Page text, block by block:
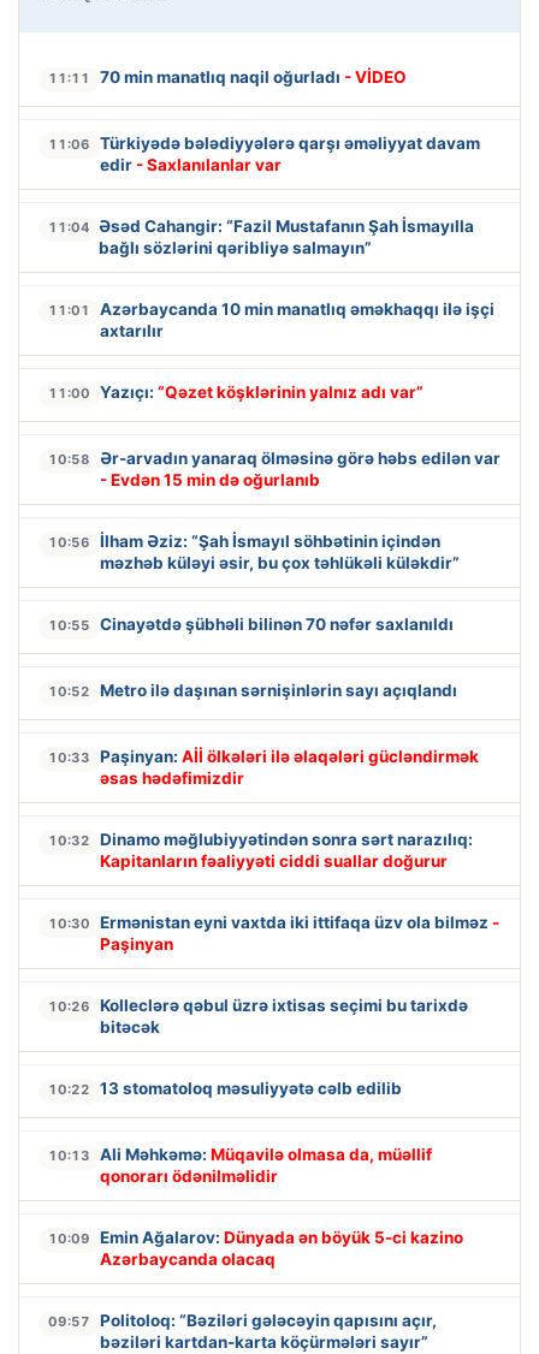
11:11 70 min manatlıq naqil oğurladı - VİDEO
11:06
Türkiyədə bələdiyyələrə qarşı əməliyyat davam
edir - Saxlanılanlar var
11:04
Əsəd Cahangir: “Fazil Mustafanın Şah İsmayılla
bağlı sözlərini qəribliyə salmayın”
11:01
Azərbaycanda 10 min manatlıq əməkhaqqı ilə işçi
axtarılır
11:00 Yazıçı: “Qəzet köşklərinin yalnız adı var”
10:58
Ər-arvadın yanaraq ölməsinə görə həbs edilən var
- Evdən 15 min də oğurlanıb
10:56
İlham Əziz: “Şah İsmayıl söhbətinin içindən
məzhəb küləyi əsir, bu çox təhlükəli küləkdir”
10:55 Cinayətdə şübhəli bilinən 70 nəfər saxlanıldı
10:52 Metro ilə daşınan sərnişinlərin sayı açıqlandı
10:33 Paşinyan: Aİİ ölkələri ilə əlaqələri gücləndirmək
əsas hədəfimizdir
10:32
Dinamo məğlubiyyətindən sonra sərt narazılıq:
Kapitanların fəaliyyəti ciddi suallar doğurur
10:30 Ermənistan eyni vaxtda iki ittifaqa üzv ola bilməz -
Paşinyan
10:26
Kolleclərə qəbul üzrə ixtisas seçimi bu tarixdə
bitəcək
10:22 13 stomatoloq məsuliyyətə cəlb edilib
10:13 Ali Məhkəmə: Müqavilə olmasa da, müəllif
qonorarı ödənilməlidir
10:09 Emin Ağalarov: Dünyada ən böyük 5-ci kazino
Azərbaycanda olacaq
09:57
Politoloq: “Bəziləri gələcəyin qapısını açır,
bəziləri kartdan-karta köçürmələri sayır”